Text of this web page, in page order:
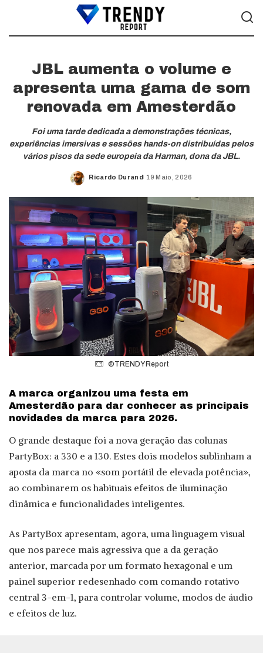
JBL aumenta o volume e
apresenta uma gama de som
renovada em Amesterdão
Foi uma tarde dedicada a demonstrações técnicas,
experiências imersivas e sessões hands-on distribuídas pelos
vários pisos da sede europeia da Harman, dona da JBL.
Posted
Ricardo Durand 19 Maio, 2026
©TRENDY Report
A marca organizou uma festa em
Amesterdão para dar conhecer as principais
novidades da marca para 2026.
O grande destaque foi a nova geração das colunas
PartyBox: a 330 e a 130. Estes dois modelos sublinham a
aposta da marca no «som portátil de elevada potência»,
ao combinarem os habituais efeitos de iluminação
dinâmica e funcionalidades inteligentes.
As PartyBox apresentam, agora, uma linguagem visual
que nos parece mais agressiva que a da geração
anterior, marcada por um formato hexagonal e um
painel superior redesenhado com comando rotativo
central 3-em-1, para controlar volume, modos de áudio
e efeitos de luz.